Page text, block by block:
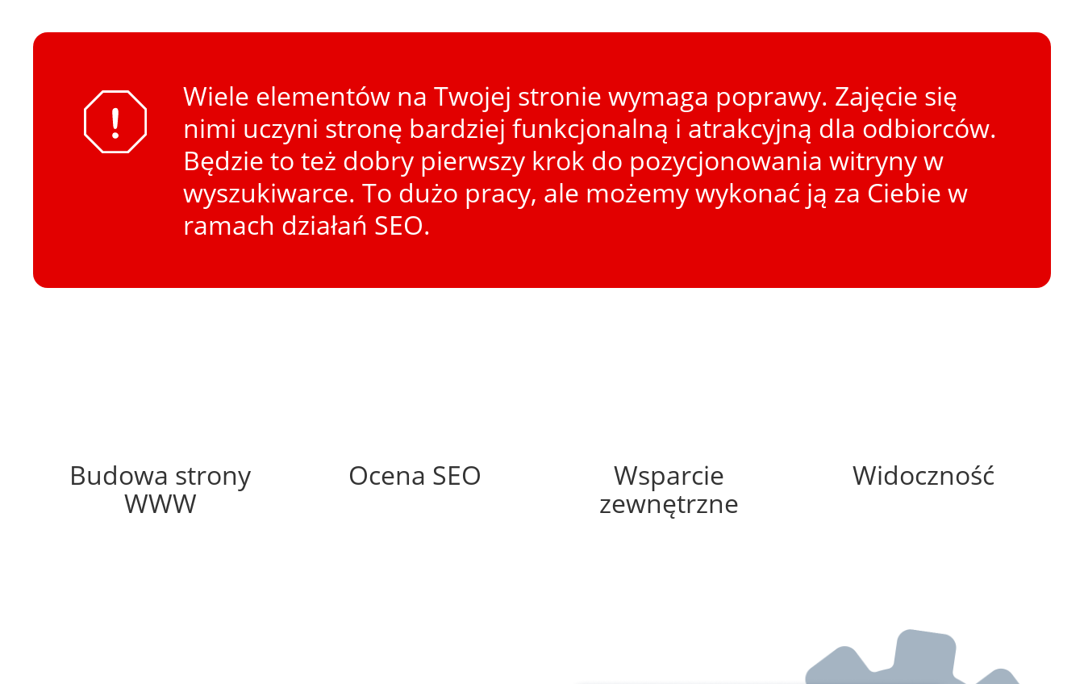
Wiele elementów na Twojej stronie wymaga poprawy. Zajęcie się
nimi uczyni stronę bardziej funkcjonalną i atrakcyjną dla odbiorców.
Będzie to też dobry pierwszy krok do pozycjonowania witryny w
wyszukiwarce. To dużo pracy, ale możemy wykonać ją za Ciebie w
ramach działań SEO.
Budowa strony
WWW
Ocena SEO
Wsparcie
zewnętrzne
Widoczność